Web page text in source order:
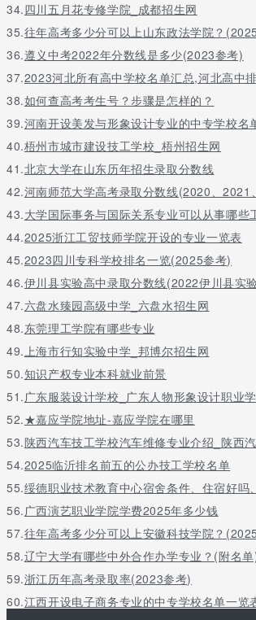
34.四川五月花专修学院_成都招生网
35.往年高考多少分可以上山东政法学院？
36.遵义中考2022年分数线是多少(2023参考)
37.2023河北所有高中学校名单汇总,河北高中
38.如何查高考考生号？步骤是怎样的？
39.河南开设美发与形象设计专业的中专学校名
40.梧州市城市建设技工学校_梧州招生网
41.北京大学在山东历年招生录取分数线
42.河南师范大学高考录取分数线(2020、
43.大学国际事务与国际关系专业可以从事哪些
44.2025浙江工贸技师学院开设的专业一览表
45.2023四川专科学校排名一览(2025参考)
46.伊川县实验高中录取分数线(2022伊川县实
47.六盘水臻园高级中学_六盘水招生网
48.东莞理工学院有哪些专业
49.上海市行知实验中学_邦博尔招生网
50.知识产权专业本科就业前景
51.广东服装设计学校_广东人物形象设计职业
52.★嘉应学院地址-嘉应学院在哪里
53.陕西汽车技工学校汽车维修专业介绍_陕西
54.2025临沂排名前五的公办技工学校名单
55.绥德职业技术教育中心宿舍条件、住宿好吗
56.广西演艺职业学院学费2025年多少钱
57.往年高考多少分可以上安徽科技学院？
58.辽宁大学有哪些中外合作办学专业？(附名
59.浙江历年高考录取率(2023参考)
60.江西开设电子商务专业的中专学校名单一览